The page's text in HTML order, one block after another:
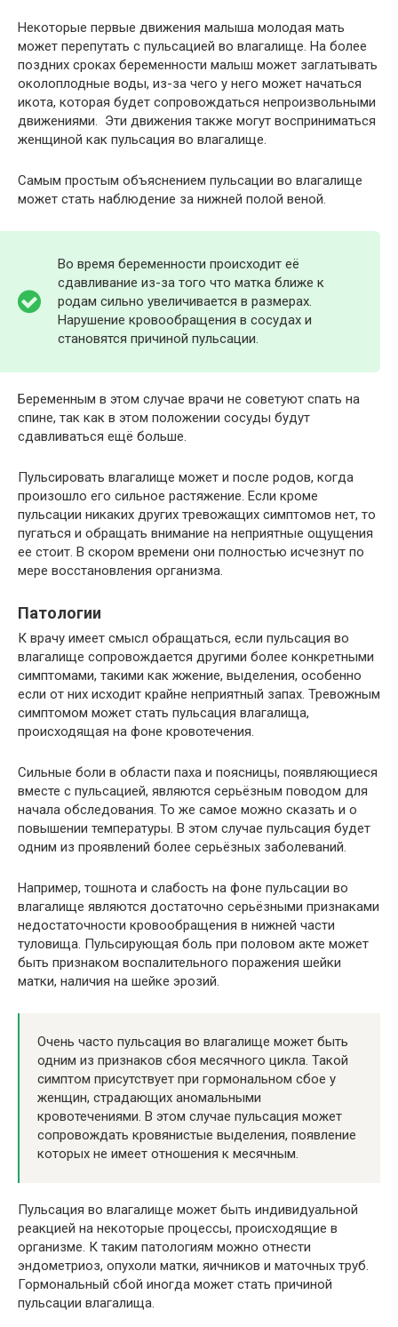
Некоторые первые движения малыша молодая мать
может перепутать с пульсацией во влагалище. На более
поздних сроках беременности малыш может заглатывать
околоплодные воды, из-за чего у него может начаться
икота, которая будет сопровождаться непроизвольными
движениями. Эти движения также могут восприниматься
женщиной как пульсация во влагалище.
Самым простым объяснением пульсации во влагалище
может стать наблюдение за нижней полой веной.
Во время беременности происходит её
сдавливание из-за того что матка ближе к
родам сильно увеличивается в размерах.
Нарушение кровообращения в сосудах и
становятся причиной пульсации.
Беременным в этом случае врачи не советуют спать на
спине, так как в этом положении сосуды будут
сдавливаться ещё больше.
Пульсировать влагалище может и после родов, когда
произошло его сильное растяжение. Если кроме
пульсации никаких других тревожащих симптомов нет, то
пугаться и обращать внимание на неприятные ощущения
ее стоит. В скором времени они полностью исчезнут по
мере восстановления организма.
Патологии
К врачу имеет смысл обращаться, если пульсация во
влагалище сопровождается другими более конкретными
симптомами, такими как жжение, выделения, особенно
если от них исходит крайне неприятный запах. Тревожным
симптомом может стать пульсация влагалища,
происходящая на фоне кровотечения.
Сильные боли в области паха и поясницы, появляющиеся
вместе с пульсацией, являются серьёзным поводом для
начала обследования. То же самое можно сказать и о
повышении температуры. В этом случае пульсация будет
одним из проявлений более серьёзных заболеваний.
Например, тошнота и слабость на фоне пульсации во
влагалище являются достаточно серьёзными признаками
недостаточности кровообращения в нижней части
туловища. Пульсирующая боль при половом акте может
быть признаком воспалительного поражения шейки
матки, наличия на шейке эрозий.
Очень часто пульсация во влагалище может быть
одним из признаков сбоя месячного цикла. Такой
симптом присутствует при гормональном сбое у
женщин, страдающих аномальными
кровотечениями. В этом случае пульсация может
сопровождать кровянистые выделения, появление
которых не имеет отношения к месячным.
Пульсация во влагалище может быть индивидуальной
реакцией на некоторые процессы, происходящие в
организме. К таким патологиям можно отнести
эндометриоз, опухоли матки, яичников и маточных труб.
Гормональный сбой иногда может стать причиной
пульсации влагалища.